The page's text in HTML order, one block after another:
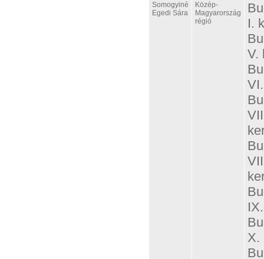
Somogyiné
Egedi Sára
Közép-
Magyarország
régió
I.
V.
X.